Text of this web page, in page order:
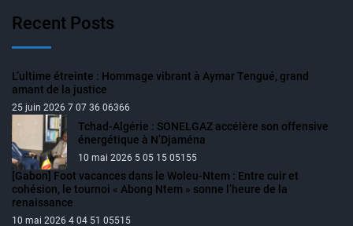
Recent Posts
L’ultime étreinte : Hommage vibrant à Aymar Tengué, grand
amant de la justice
25 juin 2026 7 07 36 06366
Tchad-Algérie : SONELGAZ accélère son offensive
énergétique à N’Djaména
10 mai 2026 5 05 15 05155
[Gabon] Foot vacances dans le Woleu-Ntem : Entre cuir et
cohésion, le tournoi « Abong Ntem » sonne l’heure de la
renaissance
10 mai 2026 4 04 51 05515